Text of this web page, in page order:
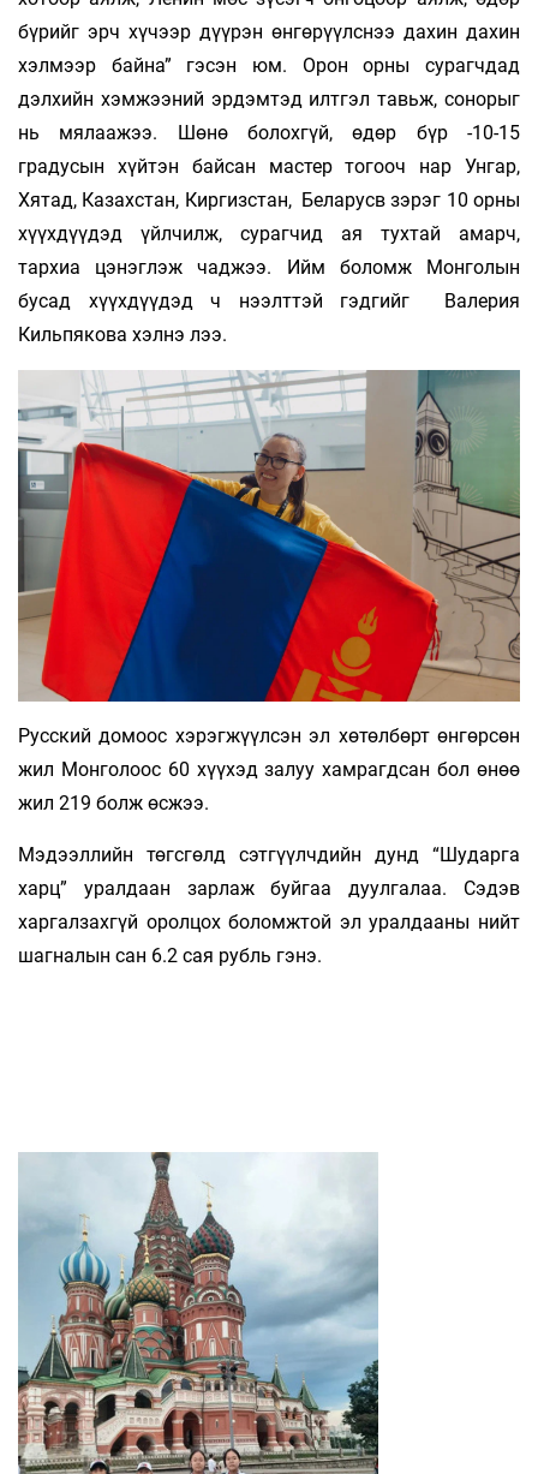
бүрийг эрч хүчээр дүүрэн өнгөрүүлснээ дахин дахин
хэлмээр байна” гэсэн юм. Орон орны сурагчдад
дэлхийн хэмжээний эрдэмтэд илтгэл тавьж, сонорыг
нь мялаажээ. Шөнө болохгүй, өдөр бүр -10-15
градусын хүйтэн байсан мастер тогооч нар Унгар,
Хятад, Казахстан, Киргизстан, Беларусв зэрэг 10 орны
хүүхдүүдэд үйлчилж, сурагчид ая тухтай амарч,
тархиа цэнэглэж чаджээ. Ийм боломж Монголын
бусад хүүхдүүдэд ч нээлттэй гэдгийг Валерия
Кильпякова хэлнэ лээ.
Русский домоос хэрэгжүүлсэн эл хөтөлбөрт өнгөрсөн
жил Монголоос 60 хүүхэд залуу хамрагдсан бол өнөө
жил 219 болж өсжээ.
Мэдээллийн төгсгөлд сэтгүүлчдийн дунд “Шударга
харц” уралдаан зарлаж буйгаа дуулгалаа. Сэдэв
харгалзахгүй оролцох боломжтой эл уралдааны нийт
шагналын сан 6.2 сая рубль гэнэ.